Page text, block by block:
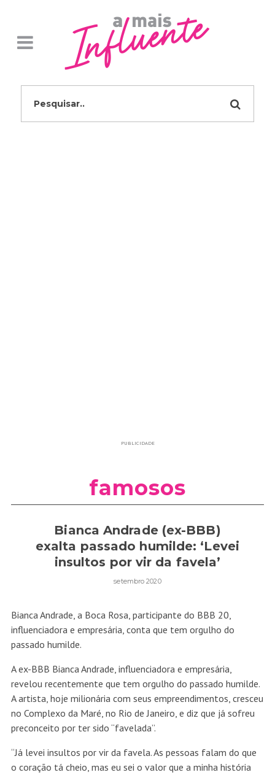
PUBLICIDADE
famosos
Bianca Andrade (ex-BBB)
exalta passado humilde: ‘Levei
insultos por vir da favela’
setembro 2020
Bianca Andrade, a Boca Rosa, participante do BBB 20,
influenciadora e empresária, conta que tem orgulho do
passado humilde.
A ex-BBB Bianca Andrade, influenciadora e empresária,
revelou recentemente que tem orgulho do passado humilde.
A artista, hoje milionária com seus empreendimentos, cresceu
no Complexo da Maré, no Rio de Janeiro, e diz que já sofreu
preconceito por ter sido “favelada”.
“Já levei insultos por vir da favela. As pessoas falam do que
o coração tá cheio, mas eu sei o valor que a minha história